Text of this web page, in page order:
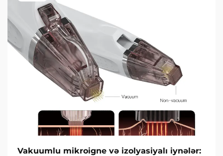
Vakuumlu mikroigne və izolyasiyalı iynələr: